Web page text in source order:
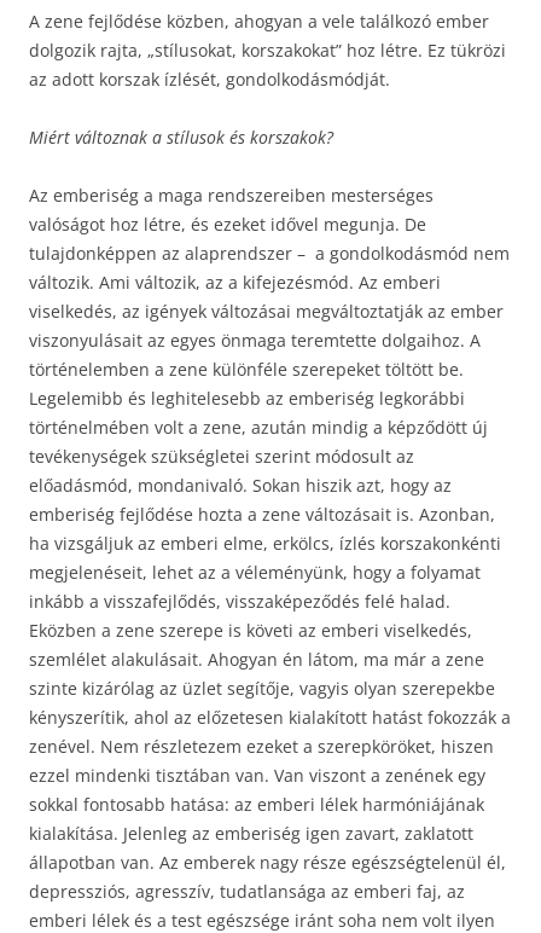
A zene fejlődése közben, ahogyan a vele találkozó ember
dolgozik rajta, „stílusokat, korszakokat” hoz létre. Ez tükrözi
az adott korszak ízlését, gondolkodásmódját.
Miért változnak a stílusok és korszakok?
Az emberiség a maga rendszereiben mesterséges
valóságot hoz létre, és ezeket idővel megunja. De
tulajdonképpen az alaprendszer – a gondolkodásmód nem
változik. Ami változik, az a kifejezésmód. Az emberi
viselkedés, az igények változásai megváltoztatják az ember
viszonyulásait az egyes önmaga teremtette dolgaihoz. A
történelemben a zene különféle szerepeket töltött be.
Legelemibb és leghitelesebb az emberiség legkorábbi
történelmében volt a zene, azután mindig a képződött új
tevékenységek szükségletei szerint módosult az
előadásmód, mondanivaló. Sokan hiszik azt, hogy az
emberiség fejlődése hozta a zene változásait is. Azonban,
ha vizsgáljuk az emberi elme, erkölcs, ízlés korszakonkénti
megjelenéseit, lehet az a véleményünk, hogy a folyamat
inkább a visszafejlődés, visszaképeződés felé halad.
Eközben a zene szerepe is követi az emberi viselkedés,
szemlélet alakulásait. Ahogyan én látom, ma már a zene
szinte kizárólag az üzlet segítője, vagyis olyan szerepekbe
kényszerítik, ahol az előzetesen kialakított hatást fokozzák a
zenével. Nem részletezem ezeket a szerepköröket, hiszen
ezzel mindenki tisztában van. Van viszont a zenének egy
sokkal fontosabb hatása: az emberi lélek harmóniájának
kialakítása. Jelenleg az emberiség igen zavart, zaklatott
állapotban van. Az emberek nagy része egészségtelenül él,
depressziós, agresszív, tudatlansága az emberi faj, az
emberi lélek és a test egészsége iránt soha nem volt ilyen